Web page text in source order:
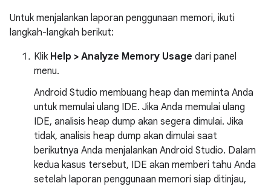
Untuk menjalankan laporan penggunaan memori, ikuti
langkah-langkah berikut:
Klik Help > Analyze Memory Usage dari panel
menu.
Android Studio membuang heap dan meminta Anda
untuk memulai ulang IDE. Jika Anda memulai ulang
IDE, analisis heap dump akan segera dimulai. Jika
tidak, analisis heap dump akan dimulai saat
berikutnya Anda menjalankan Android Studio. Dalam
kedua kasus tersebut, IDE akan memberi tahu Anda
setelah laporan penggunaan memori siap ditinjau,